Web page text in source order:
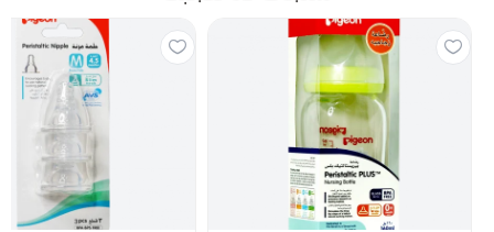
اسحب و افلت الملف هنا
لا توجد تقييمات حاليا